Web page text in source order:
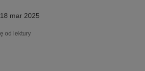
18 mar 2025
od lektury